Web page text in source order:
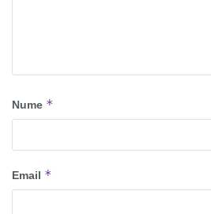
Nume *
Email *